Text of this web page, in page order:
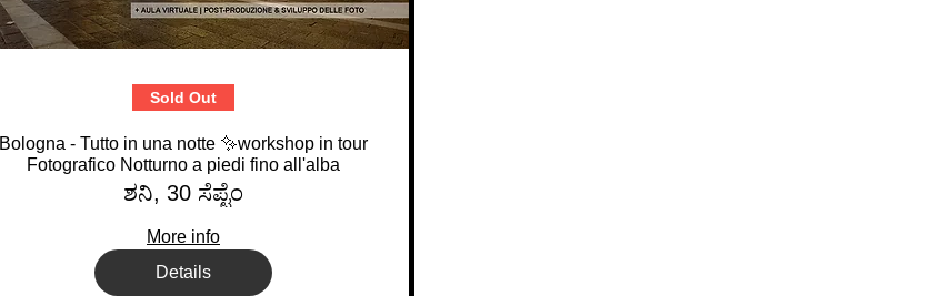
Sold Out
Bologna - Tutto in una notte ✨workshop in tour
Fotografico Notturno a piedi fino all'alba
ಶನಿ, 30 ಸೆಪ್ಟೆಂ
More info
Details